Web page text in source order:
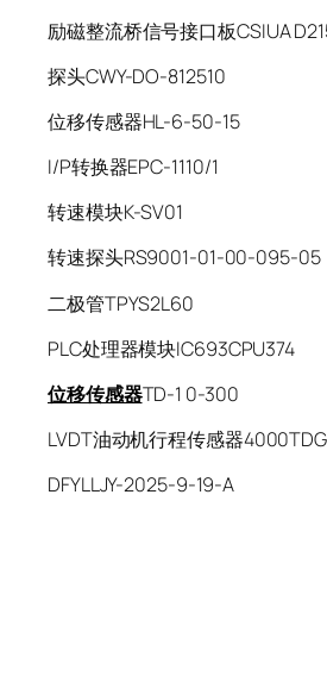
励磁整流桥信号接口板CSIUA
探头CWY-DO-812510
位移传感器HL-6-50-15
I/P转换器EPC-1110/1
转速模块K-SV01
转速探头RS9001-01-00-095-05
二极管TPYS2L60
PLC处理器模块IC693CPU374
位移传感器TD-1 0-300
LVDT油动机行程传感器
DFYLLJY-2025-9-19-A